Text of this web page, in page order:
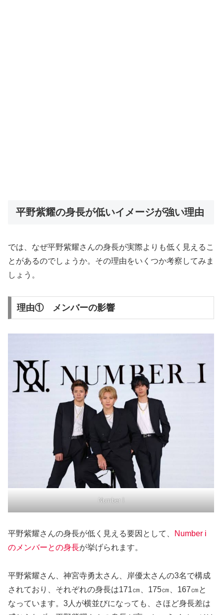
平野紫耀の身長が低いイメージが強い理由
では、なぜ平野紫耀さんの身長が実際よりも低く見えるこ
とがあるのでしょうか。その理由をいくつか考察してみま
しょう。
理由① メンバーの影響
Number I
平野紫耀さんの身長が低く見える要因として、
Number i
のメンバーとの身長が挙げられます。
平野紫耀さん、神宮寺勇太さん、岸優太さんの3名で構成
されており、それぞれの身長は171㎝、175㎝、167㎝と
なっています。3人が横並びになっても、さほど身長差は